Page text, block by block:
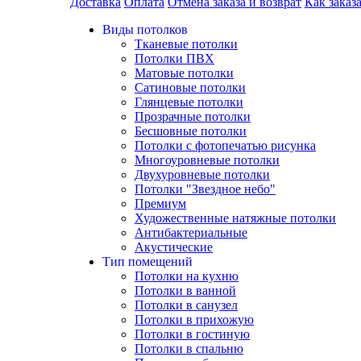
Виды потолков
Тканевые потолки
Потолки ПВХ
Матовые потолки
Сатиновые потолки
Глянцевые потолки
Прозрачные потолки
Бесшовные потолки
Потолки с фотопечатью рисунка
Многоуровневые потолки
Двухуровневые потолки
Потолки "Звездное небо"
Премиум
Художественные натяжные потолки
Антибактериальные
Акустические
Тип помещений
Потолки на кухню
Потолки в ванной
Потолки в санузел
Потолки в прихожую
Потолки в гостиную
Потолки в спальню